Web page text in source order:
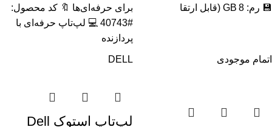
💾 رم: 8 GB (قابل ارتقا
برای حرفه‌ای‌ها 🔖 کد محصول:
#40743 💻 لپ‌تاپ حرفه‌ای با
پردازنده
اتمام موجودی DELL
لپ‌تاپ استوک Dell